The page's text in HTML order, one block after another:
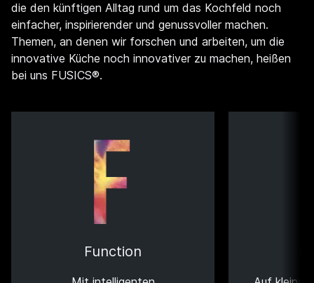
die den künftigen Alltag rund um das Kochfeld noch
einfacher, inspirierender und genussvoller machen.
Themen, an denen wir forschen und arbeiten, um die
innovative Küche noch innovativer zu machen, heißen
bei uns FUSICS®.
Function